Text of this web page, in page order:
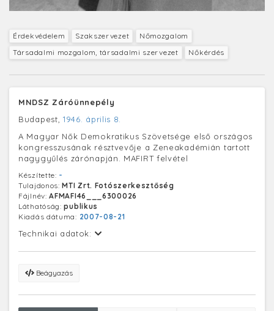
Érdekvédelem Szakszervezet
Nőmozgalom
Társadalmi mozgalom, társadalmi szervezet
Nőkérdés
MNDSZ Záróünnepély
Budapest, 1946. április 8.
A Magyar Nők Demokratikus Szövetsége első országos
kongresszusának résztvevője a Zeneakadémián tartott
nagygyűlés zárónapján. MAFIRT felvétel
Készítette: -
Tulajdonos:MTI Zrt. Fotószerkesztőség
Fájlnév:AFMAFI46___6300026
Láthatóság:publikus
Kiadás dátuma: 2007-08-21
Technikai adatok:
Beágyazás